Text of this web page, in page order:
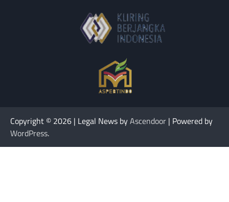
Copyright © 2026 | Legal News byAscendoor | Powered by
WordPress.